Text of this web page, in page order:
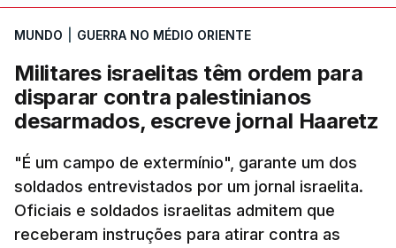
MUNDO GUERRA NO MÉDIO ORIENTE
Militares israelitas têm ordem para
disparar contra palestinianos
desarmados, escreve jornal Haaretz
"É um campo de extermínio", garante um dos
soldados entrevistados por um jornal israelita.
Oficiais e soldados israelitas admitem que
receberam instruções para atirar contra as